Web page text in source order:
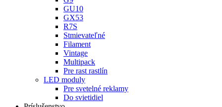
GU10
GX53
R7S
Stmievateľné
Filament
Vintage
Multipack
Pre rast rastlín
LED moduly
Pre svetelné reklamy
Do svietidiel